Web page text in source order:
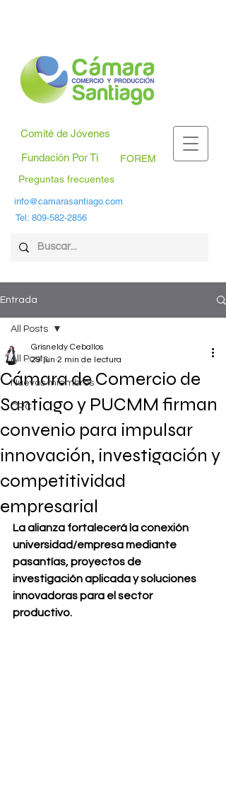
Tel: 809-582-2856
info@camarasantiago.com
FOREM
Comité de Jóvenes
Fundación Por Ti
Preguntas frecuentes
Entrada
All Posts
Nuevos miembros
CRC
All Posts
Cámara de Comercio de
Santiago y PUCMM firman
convenio para impulsar
innovación, investigación y
competitividad
empresarial
Grisneldy Ceballos
29 jun 2 min de lectura
La alianza fortalecerá la conexión
universidad/empresa mediante
pasantías, proyectos de
investigación aplicada y soluciones
innovadoras para el sector
productivo.